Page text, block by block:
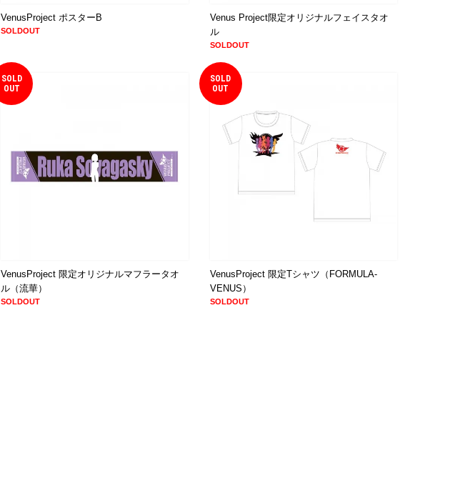
VenusProject ポスターB
SOLDOUT
Venus Project限定オリジナルフェイスタオ
ル
SOLDOUT
SOLD
OUT
VenusProject 限定オリジナルマフラータオ
ル（流華）
SOLDOUT
SOLD
OUT
VenusProject 限定Tシャツ（FORMULA-
VENUS）
SOLDOUT